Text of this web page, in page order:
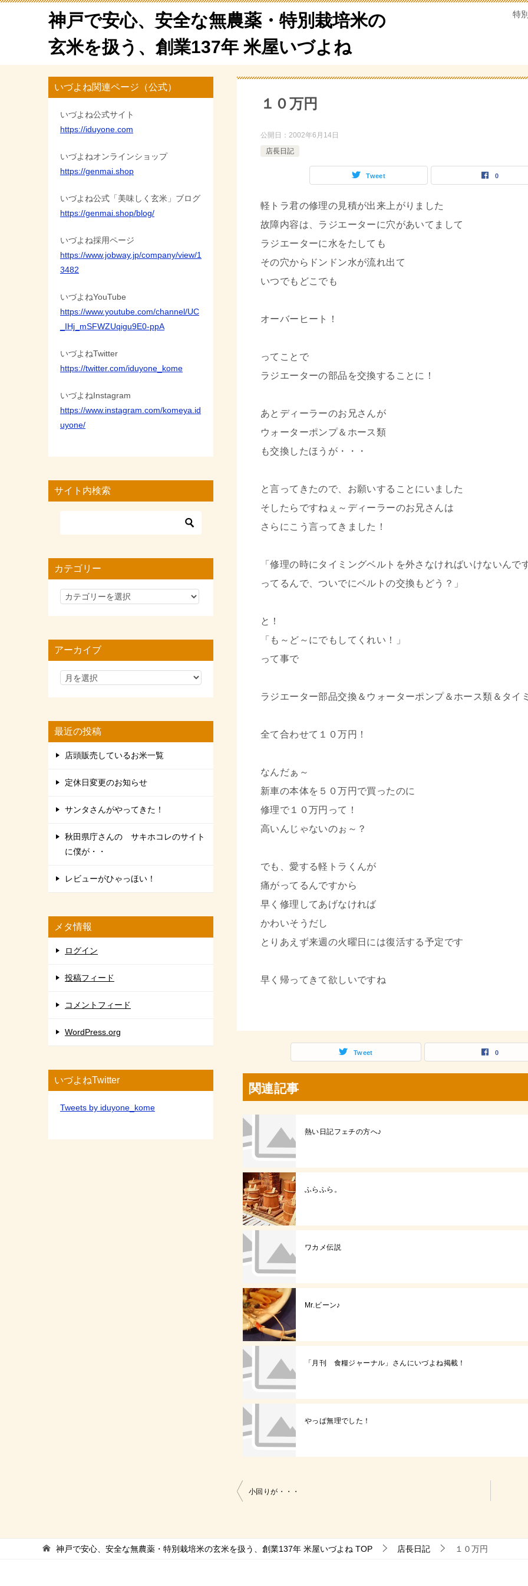
神戸で安心、安全な無農薬・特別栽培米の
玄米を扱う、創業137年 米屋いづよね
特
１０万円
公開日： 2002年6月14日
店長日記
Tweet 0
軽トラ君の修理の見積が出来上がりました
故障内容は、ラジエーターに穴があいてまして
ラジエーターに水をたしても
その穴からドンドン水が流れ出て
いつでもどこでも
オーバーヒート！
ってことで
ラジエーターの部品を交換することに！
あとディーラーのお兄さんが
ウォーターポンプ＆ホース類
も交換したほうが・・・
と言ってきたので、お願いすることにいました
そしたらですねぇ～ディーラーのお兄さんは
さらにこう言ってきました！
「修理の時にタイミングベルトを外さなければいけないん
ってるんで、ついでにベルトの交換もどう？」
と！
「も～ど～にでもしてくれい！」
って事で
ラジエーター部品交換＆ウォーターポンプ＆ホース類＆タイ
全て合わせて１０万円！
なんだぁ～
新車の本体を５０万円で買ったのに
修理で１０万円って！
高いんじゃないのぉ～？
でも、愛する軽トラくんが
痛がってるんですから
早く修理してあげなければ
かわいそうだし
とりあえず来週の火曜日には復活する予定です
早く帰ってきて欲しいですね
Tweet 0
関連記事
熱い日記フェチの方へ♪
ふらふら。
ワカメ伝説
Mr.ビーン♪
「月刊 食糧ジャーナル」さんにいづよね掲載！
やっぱ無理でした！
投
ビ
小回りが・・・
いづよね関連ページ（公式）
いづよね公式サイト
https://iduyone.com
いづよねオンラインショップ
https://genmai.shop
いづよね公式「美味しく玄米」ブログ
https://genmai.shop/blog/
いづよね採用ページ
https://www.jobway.jp/company/view/1
3482
いづよねYouTube
https://www.youtube.com/channel/UC
_IHj_mSFWZUqigu9E0-ppA
いづよねTwitter
https://twitter.com/iduyone_kome
いづよねInstagram
https://www.instagram.com/komeya.id
uyone/
サイト内検索
カテゴリー
カ
リ
アーカイブ
最近の投稿
店頭販売しているお米一覧
定休日変更のお知らせ
サンタさんがやってきた！
秋田県庁さんの サキホコレのサイト
に僕が・・
レビューがひゃっほい！
メタ情報
ログイン
投稿フィード
コメントフィード
WordPress.org
いづよねTwitter
Tweets by iduyone_kome
神戸で安心、安全な無農薬・特別栽培米の玄米を扱う、創業137年 米屋いづよね TOP 店長日記 １０万円